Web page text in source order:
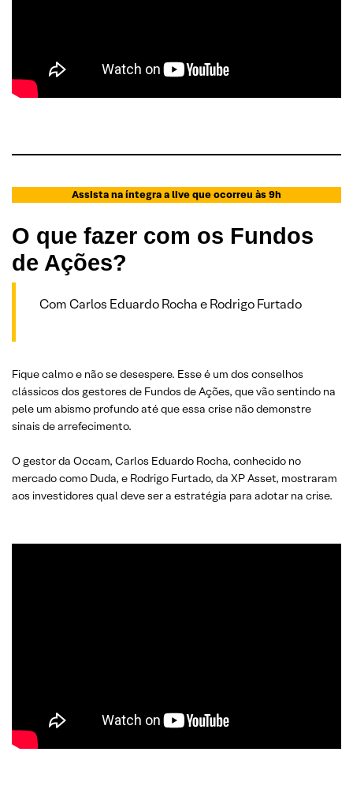
Assista na íntegra a live que ocorreu às 9h
O que fazer com os Fundos
de Ações?
Com Carlos Eduardo Rocha e Rodrigo Furtado
Fique calmo e não se desespere. Esse é um dos conselhos
clássicos dos gestores de Fundos de Ações, que vão sentindo na
pele um abismo profundo até que essa crise não demonstre
sinais de arrefecimento.
O gestor da Occam, Carlos Eduardo Rocha, conhecido no
mercado como Duda, e Rodrigo Furtado, da XP Asset, mostraram
aos investidores qual deve ser a estratégia para adotar na crise.